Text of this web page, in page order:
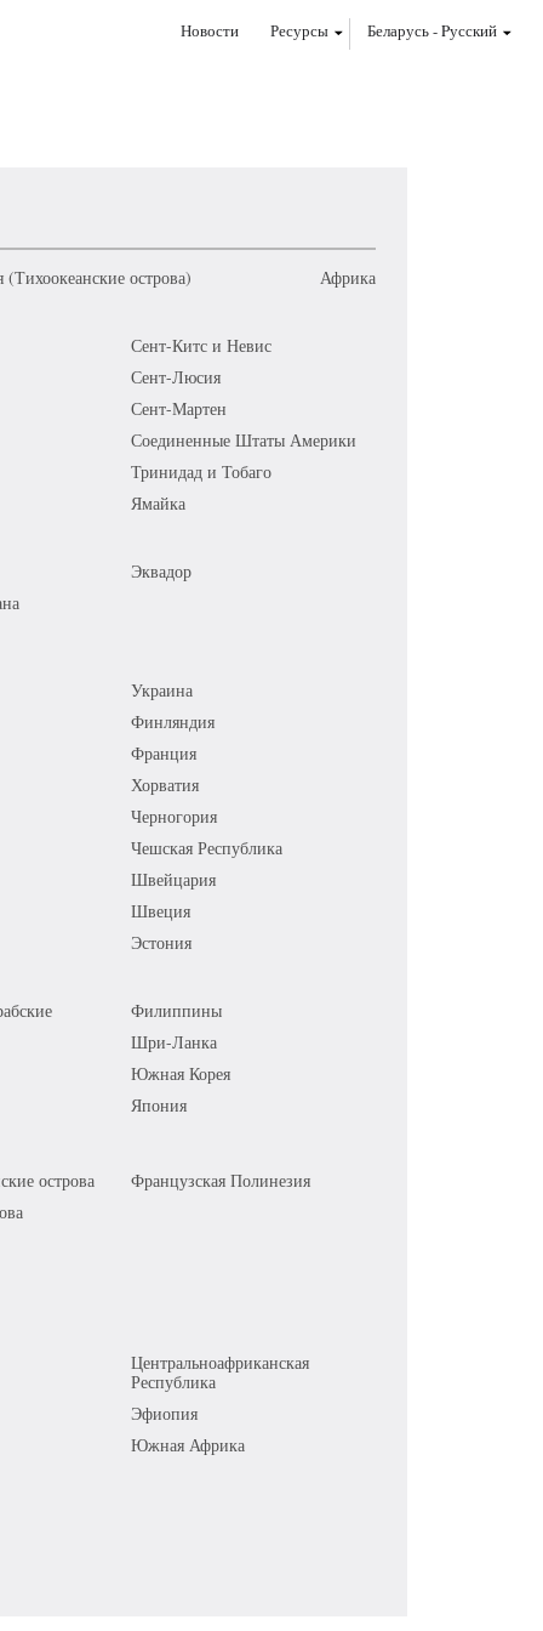
Новости Ресурсы Беларусь-Pусский
(Тихоокеанские острова) Африка
Сент-Китс и Невис
Сент-Люсия
Сент-Мартен
Соединенные Штаты Америки
Тринидад и Тобаго
Ямайка
Эквадор
Украина
Финляндия
Франция
Хорватия
Черногория
Чешская Республика
Швейцария
Швеция
Эстония
Филиппины
Шри-Ланка
Южная Корея
Япония
острова
Французская Полинезия
Центральноафриканская
Республика
Эфиопия
Южная Африка